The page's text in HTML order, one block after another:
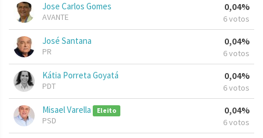
Jose Carlos Gomes
AVANTE
0,04%
6 votos
José Santana
PR
0,04%
6 votos
Kátia Porreta Goyatá
PDT
0,04%
6 votos
Misael Varella Eleito
PSD
0,04%
6 votos